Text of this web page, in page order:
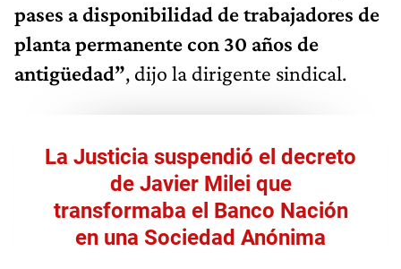
pases a disponibilidad de trabajadores de
planta permanente con 30 años de
antigüedad”, dijo la dirigente sindical.
La Justicia suspendió el decreto
de Javier Milei que
transformaba el Banco Nación
en una Sociedad Anónima